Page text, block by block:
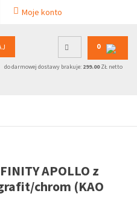
Moje konto
0
do darmowej dostawy brakuje: 299.00ZŁ netto
APOLLO z
chrom (KAO